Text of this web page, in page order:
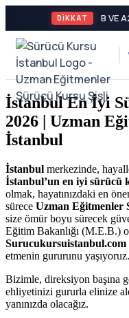
DİKKAT B VE
Sürücü
Kursu
İstanbul
-
Şişli
En
İyi
Ehliyet
A2
Motor
Ehliyeti
ve
Özel
Direksiyon
Dersi
İstanbul En İyi
2026 | Uzman
İstanbul
İstanbul merkezinde,
İstanbul’un en iyi sürücü
olmak, hayatınızdaki en
sürece Uzman Eğitmenler
size ömür boyu sürecek
Eğitim Bakanlığı (M.E.B.)
Surucukursuistanbul.com
etmenin gururunu yaşıyoruz.
Bizimle, direksiyon başına
ehliyetinizi gururla elinize
yanınızda olacağız.